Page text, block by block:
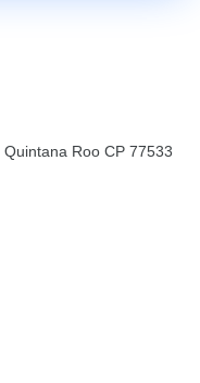
Quintana Roo CP 77533